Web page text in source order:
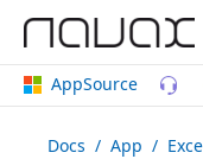
AppSource
Docs / App /